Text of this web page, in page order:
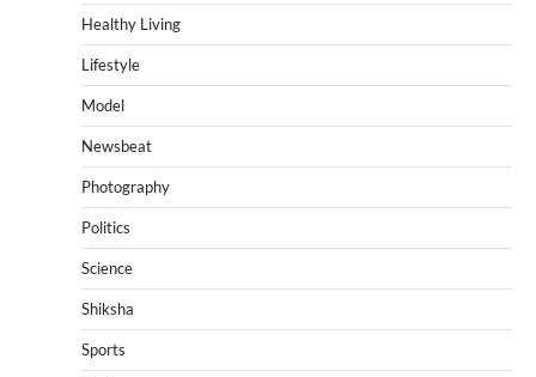
Healthy Living
Lifestyle
Model
Newsbeat
Photography
Politics
Science
Shiksha
Sports